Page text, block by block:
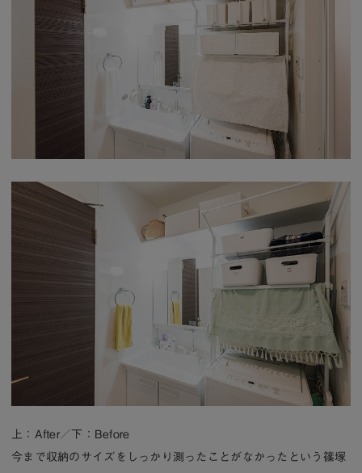
上：After／下：Before
今まで収納のサイズをしっかり測ったことがなかったという篠塚